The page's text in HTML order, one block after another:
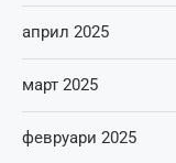
април 2025
март 2025
февруари 2025